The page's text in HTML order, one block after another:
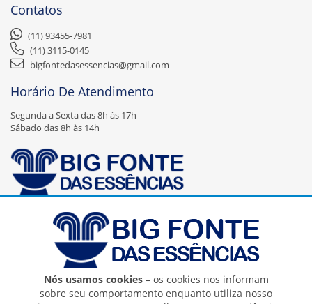
Contatos
(11) 93455-7981
(11) 3115-0145
bigfontedasessencias@gmail.com
Horário De Atendimento
Segunda a Sexta das 8h às 17h
Sábado das 8h às 14h
mercado, mas que faz parte de uma expansão da empresa Fonte das
Essências Comércio de Artigos de Perfumaria Ltda – EPP que foi
fundada em Agosto de 2000 e que atua com a finalidade de aumentar
sua atuação no mercado, principalmente virtual.
Nós usamos cookies– os cookies nos informam
sobre seu comportamento enquanto utiliza nosso